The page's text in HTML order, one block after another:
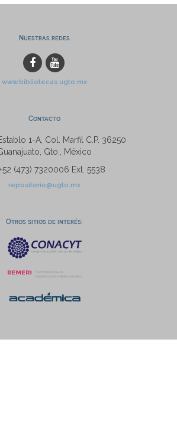
Nuestras redes
www.bibliotecas.ugto.mx
Contacto
1-A, Col. Marfil C.P. 36250
Gto., México
(473) 7320006 Ext. 5538
repositorio@ugto.mx
Otros sitios de interés: